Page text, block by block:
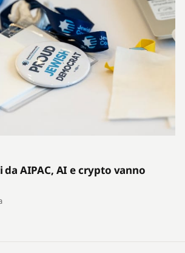
AIPAC, AI e crypto vanno